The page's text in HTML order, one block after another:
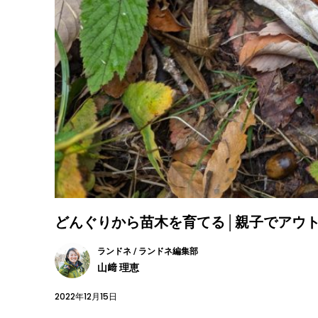
どんぐりから苗木を育てる│親子でアウ
ランドネ / ランドネ編集部
山﨑 理恵
2022年12月15日